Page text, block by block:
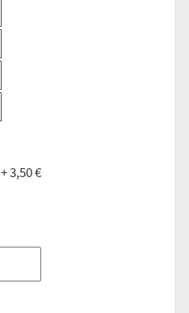
+ 3,50 €